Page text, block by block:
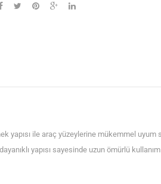
ile araç yüzeylerine mükemmel uyum
yapısı sayesinde uzun ömürlü